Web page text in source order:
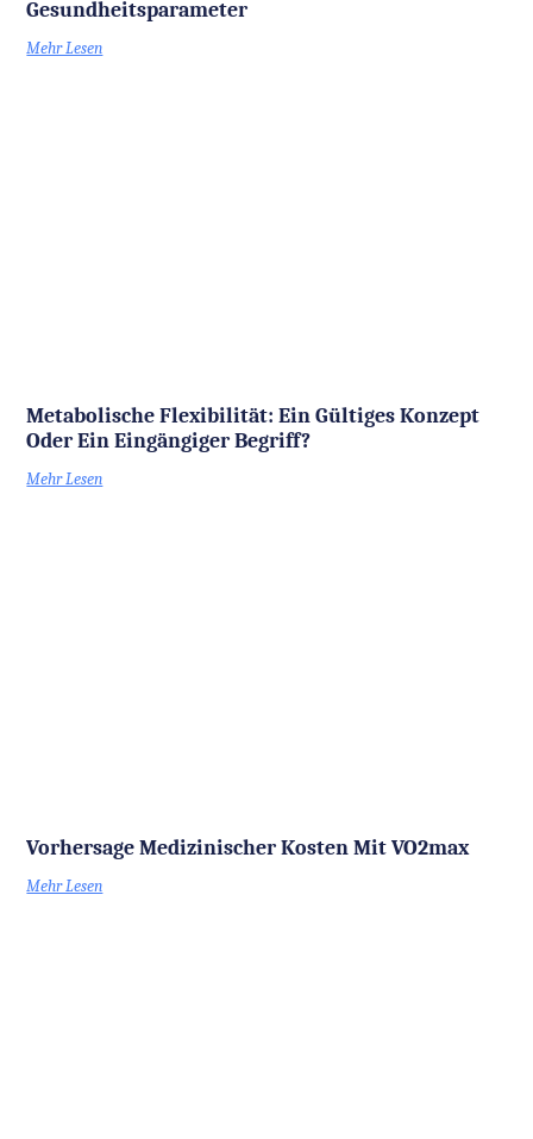
Gesundheitsparameter
Mehr Lesen
Metabolische Flexibilität: Ein Gültiges Konzept
Oder Ein Eingängiger Begriff?
Mehr Lesen
Vorhersage Medizinischer Kosten Mit VO2max
Mehr Lesen